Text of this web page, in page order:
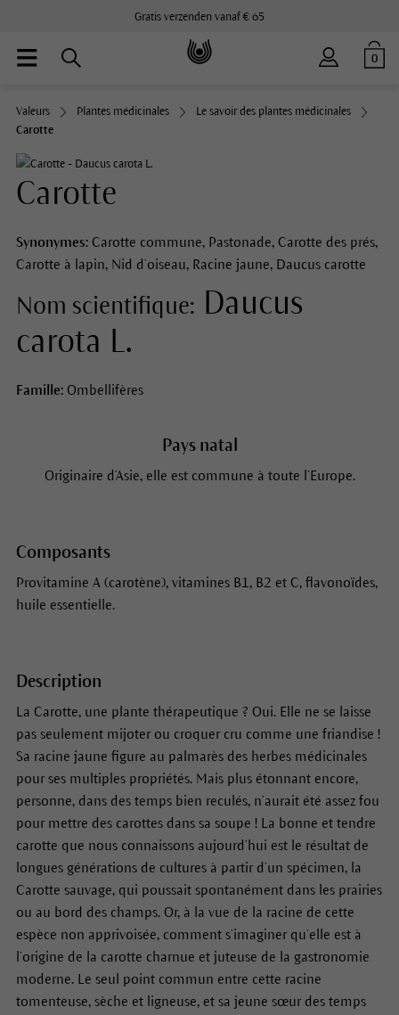
Gratis verzenden vanaf € 65
0
Valeurs Plantes médicinales
Le savoir des plantes médicinales
Carotte
Carotte
Synonymes:Carotte commune, Pastonade, Carotte des prés,
Carotte à lapin, Nid d’oiseau, Racine jaune, Daucus carotte
Nom scientifique: Daucus
carota L.
Famille:Ombellifères
Pays natal
Originaire d’Asie, elle est commune à toute l’Europe.
Composants
Provitamine A (carotène), vitamines B1, B2 et C, flavonoïdes,
huile essentielle.
Description
La Carotte, une plante thérapeutique ? Oui. Elle ne se laisse
pas seulement mijoter ou croquer cru comme une friandise !
Sa racine jaune figure au palmarès des herbes médicinales
pour ses multiples propriétés. Mais plus étonnant encore,
personne, dans des temps bien reculés, n’aurait été assez fou
pour mettre des carottes dans sa soupe ! La bonne et tendre
carotte que nous connaissons aujourd’hui est le résultat de
longues générations de cultures à partir d’un spécimen, la
Carotte sauvage, qui poussait spontanément dans les prairies
ou au bord des champs. Or, à la vue de la racine de cette
espèce non apprivoisée, comment s’imaginer qu’elle est à
l’origine de la carotte charnue et juteuse de la gastronomie
moderne. Le seul point commun entre cette racine
tomenteuse, sèche et ligneuse, et sa jeune sœur des temps